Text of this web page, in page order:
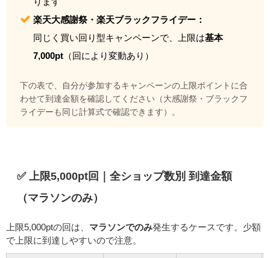
楽天大感謝祭・楽天ブラックフライデー：
同じく買い回り型キャンペーンで、上限は基本
7,000pt （回により変動あり）
下の表で、自分が参加するキャンペーンの上限ポイントに合
わせて到達金額を確認してください（大感謝祭・ブラックフ
ライデーも同じ計算式で確認できます）。
✅ 上限5,000pt回｜全ショップ数別 到達金額
（マラソンのみ）
上限5,000ptの回は、 マラソンでのみ発生するケースです。少額
で上限に到達しやすいので注意。